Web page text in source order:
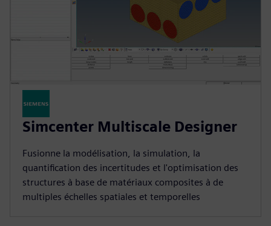
Simcenter Multiscale Designer
Fusionne la modélisation, la simulation, la
quantification des incertitudes et l'optimisation des
structures à base de matériaux composites à de
multiples échelles spatiales et temporelles